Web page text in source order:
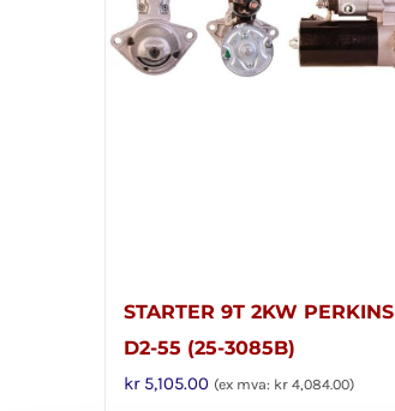
STARTER 9T 2KW PERKINS
D2-55 (25-3085B)
kr5,105.00 (ex mva: kr 4,084.00)